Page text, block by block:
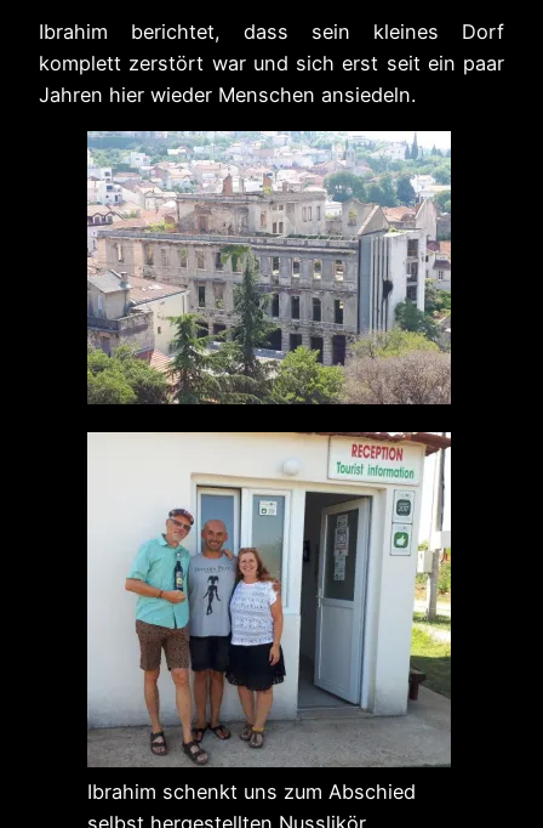
Ibrahim berichtet, dass sein kleines Dorf
komplett zerstört war und sich erst seit ein paar
Jahren hier wieder Menschen ansiedeln.
Ibrahim schenkt uns zum Abschied
selbst hergestellten Nusslikör